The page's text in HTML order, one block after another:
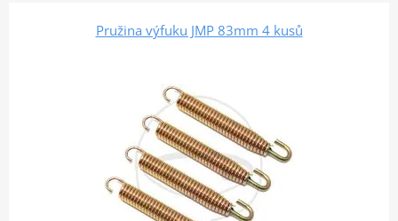
Pružina výfuku JMP 83mm 4 kusů